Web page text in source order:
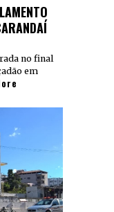
no final
em